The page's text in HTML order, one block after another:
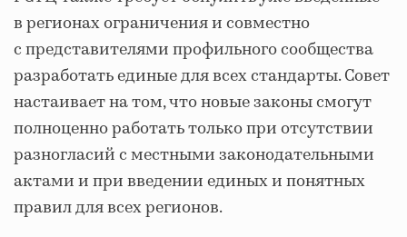
в регионах ограничения и совместно
с представителями профильного сообщества
разработать единые для всех стандарты. Совет
настаивает на том, что новые законы смогут
полноценно работать только при отсутствии
разногласий с местными законодательными
актами и при введении единых и понятных
правил для всех регионов.